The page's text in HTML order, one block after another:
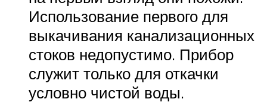
Использование первого для
выкачивания канализационных
стоков недопустимо. Прибор
служит только для откачки
условно чистой воды.